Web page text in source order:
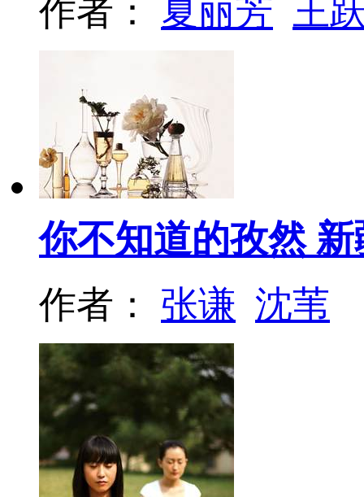
作者： 夏丽芳 王
你不知道的孜然
作者： 张谦 沈苇